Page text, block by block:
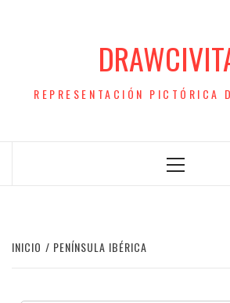
REPRESENTACIÓN PICTÓRICA
Menú
INICIO PENÍNSULA IBÉRICA